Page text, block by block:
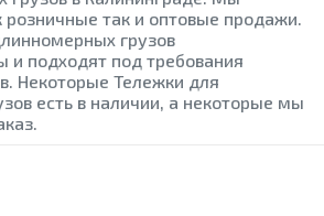
розничные так и оптовые продажи.
грузов
и подходят под требования
Некоторые Тележки для
есть в наличии, а некоторые мы